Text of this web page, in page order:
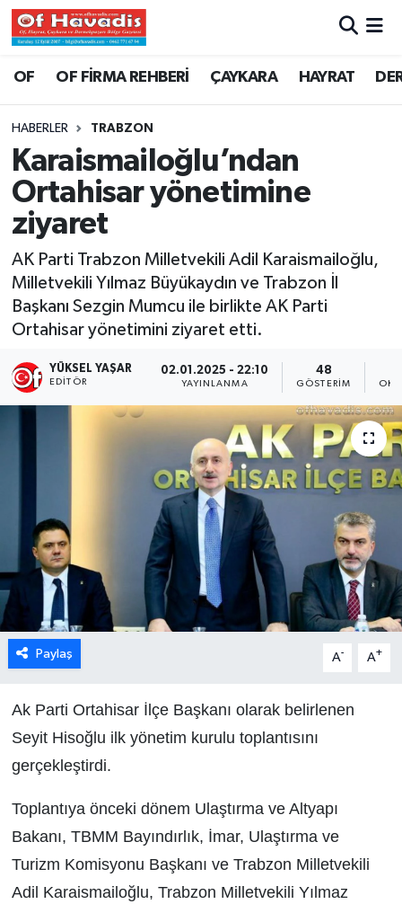
OF OF FİRMA REHBERİ ÇAYKARA HAYRAT
HABERLER TRABZON
Karaismailoğlu’ndan
Ortahisar yönetimine
ziyaret
AK Parti Trabzon Milletvekili Adil Karaismailoğlu,
Milletvekili Yılmaz Büyükaydın ve Trabzon İl
Başkanı Sezgin Mumcu ile birlikte AK Parti
Ortahisar yönetimini ziyaret etti.
YÜKSEL YAŞAR
EDITÖR
02.01.2025 - 22:10
YAYINLANMA
48
GÖSTERIM
Paylaş A- A+
Ak Parti Ortahisar İlçe Başkanı olarak belirlenen
Seyit Hisoğlu ilk yönetim kurulu toplantısını
gerçekleştirdi.
Toplantıya önceki dönem Ulaştırma ve Altyapı
Bakanı, TBMM Bayındırlık, İmar, Ulaştırma ve
Turizm Komisyonu Başkanı ve Trabzon Milletvekili
Adil Karaismailoğlu, Trabzon Milletvekili Yılmaz
Trabzon Nöbetçi Eczaneler
Trabzon Namaz Vakitleri
Trabzon Trafik Yoğunluk Haritası
Süper Lig Puan Durumu ve Fikstür
Tüm Manşetler
Son Dakika Haberleri
Haber Arşivi